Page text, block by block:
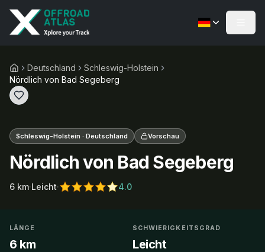
Deutschland
Schleswig-Holstein
Nördlich von Bad Segeberg
Schleswig-Holstein · Deutschland Vorschau
Nördlich von Bad Segeberg
6 km·Leicht· 4.0
LÄNGE
6 km
SCHWIERIGKEITSGRAD
Leicht